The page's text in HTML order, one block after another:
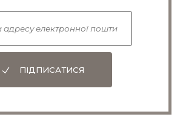
ПІДПИСАТИСЯ